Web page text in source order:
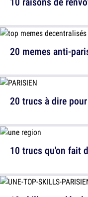
20 trucs à dire
20 memes anti-
10 trucs qu'on fait